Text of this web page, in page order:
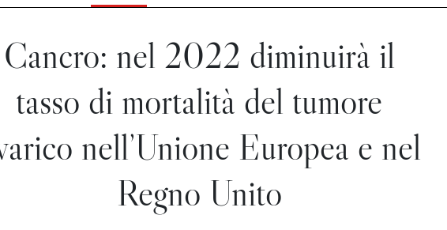
Cancro: nel 2022 diminuirà il
tasso di mortalità del tumore
nell’Unione Europea e nel
Regno Unito